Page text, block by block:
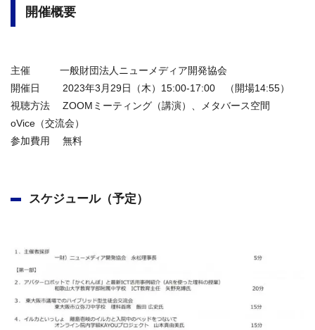
開催概要
主催 一般財団法人ニューメディア開発協会
開催日 2023年3月29日（木）15:00-17:00 （開場14:55）
視聴方法 ZOOMミーティング（講演）、メタバース空間
oVice（交流会）
参加費用 無料
スケジュール（予定）